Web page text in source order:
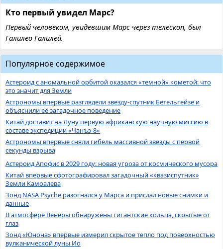
Кто первый увидел Марс?
Первый человеком, увидевшим Марс через телескоп, был
Галилео Галилей.
Популярное содержимое
Астероид с аномальной орбитой оказался «темной» кометой: что
это значит для Земли
Астрономы впервые разглядели звезду-спутник Бетельгейзе и
объяснили её загадочное поведение
Китай доставит на Луну первую африканскую научную миссию в
составе экспедиции «Чанъэ-8»
Астрономы впервые сняли гибель массивной звезды с первой
секунды взрыва
Астероид Апофис в 2029 году: новая угроза от космического мусора
Китай впервые сфотографировал загадочный «квазиспутник»
Земли Камоалева
Зонд NASA Psyche разогнался у Марса и прислал новые снимки и
данные
В атмосфере Венеры обнаружены гигантские кольца, скрытые от
глаз
Зонд «Юнона» впервые измерил скрытое тепло под поверхностью
вулканической луны Ио